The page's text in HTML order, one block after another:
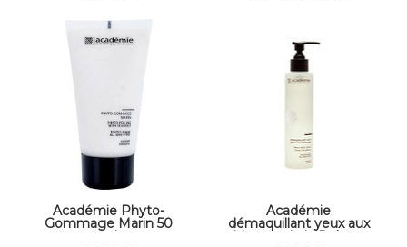
épidermes les plus ...
Académie Phyto-
Gommage Marin 50
ml
Académie
démaquillant yeux aux
bleuets de la Drôme